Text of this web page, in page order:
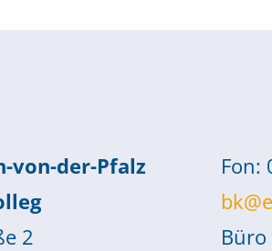
von-der-Pfalz
2
Fon:
Büro